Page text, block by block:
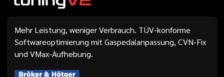
Mehr Leistung, weniger Verbrauch. TÜV-konforme
Softwareoptimierung mit Gaspedalanpassung, CVN-Fix
und VMax-Aufhebung.